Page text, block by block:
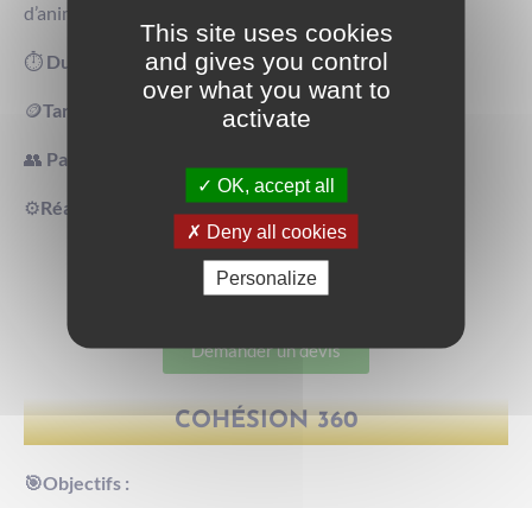
d’animation
⏱️ Durée : 3 jours
🪙Tarif : à partir de 1 800€
👥 Participants :
⚙️Réalisation : en présentiel
CONSULTER LE PROGRAMME
Demander un devis
COHÉSION 360
🎯Objectifs :
This site uses cookies
and gives you control
over what you want to
activate
OK, accept all
Deny all cookies
Personalize